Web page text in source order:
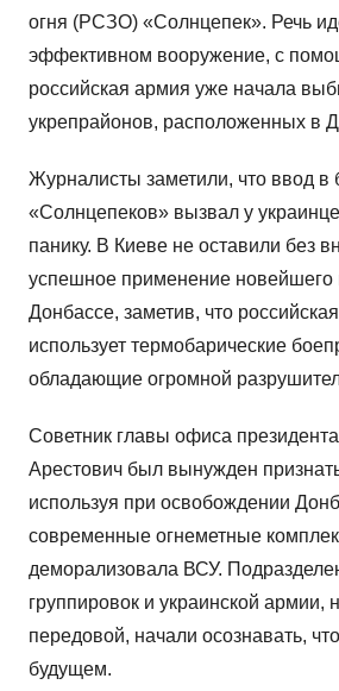
огня (РСЗО) «Солнцепек». Речь
эффективном вооружение, с
российская армия уже начала
укрепрайонов, расположенных в
Журналисты заметили, что ввод в
«Солнцепеков» вызвал у
панику. В Киеве не оставили без
успешное применение новейшего
Донбассе, заметив, что
использует термобарические
обладающие огромной
Советник главы офиса
Арестович был вынужден
используя при освобождении
современные огнеметные
деморализовала ВСУ.
группировок и украинской армии,
передовой, начали осознавать,
будущем.